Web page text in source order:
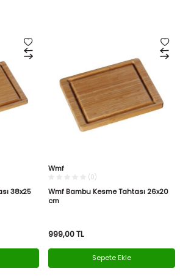
38x25
Wmf
(0)
Wmf Bambu Kesme Tahtası 26x20
cm
999,00TL
Sepete Ekle